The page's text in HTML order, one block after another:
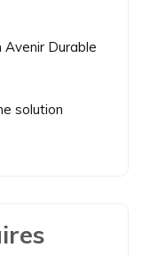
Avenir Durable
solution